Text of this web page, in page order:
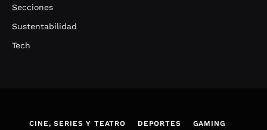
Secciones
Sustentabilidad
Tech
CINE, SERIES Y TEATRO DEPORTES GAMING